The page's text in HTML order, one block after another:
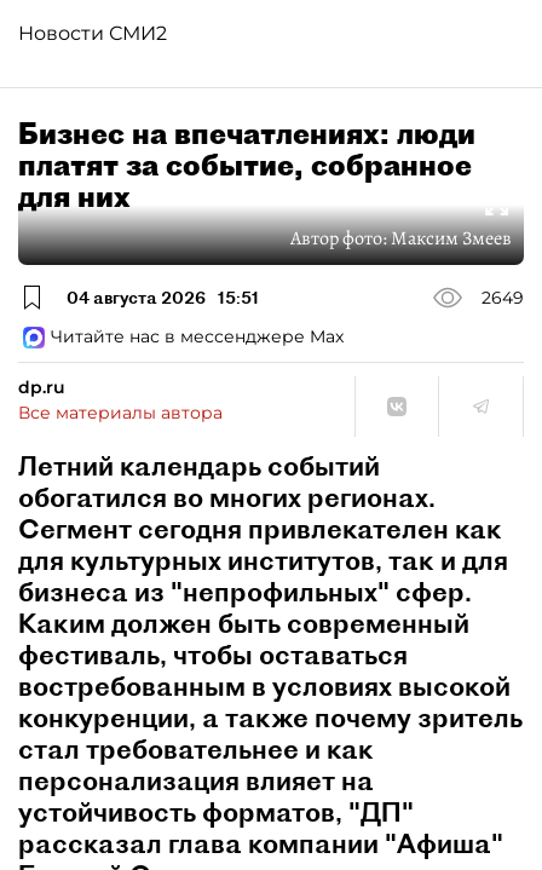
Новости СМИ2
Бизнес на впечатлениях: люди
платят за событие, собранное
для них
Автор фото:Максим Змеев
04 августа 2026 15:51
2649
Читайте нас в мессенджере Max
dp.ru
Все материалы автора
Летний календарь событий
обогатился во многих регионах.
Сегмент сегодня привлекателен как
для культурных институтов, так и для
бизнеса из "непрофильных" сфер.
Каким должен быть современный
фестиваль, чтобы оставаться
востребованным в условиях высокой
конкуренции, а также почему зритель
стал требовательнее и как
персонализация влияет на
устойчивость форматов, "ДП"
рассказал глава компании "Афиша"